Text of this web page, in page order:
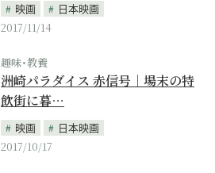
映画
日本映画
2017/11/14
趣味･教養
洲崎パラダイス 赤信号｜場末の特
飲街に暮…
映画
日本映画
2017/10/17